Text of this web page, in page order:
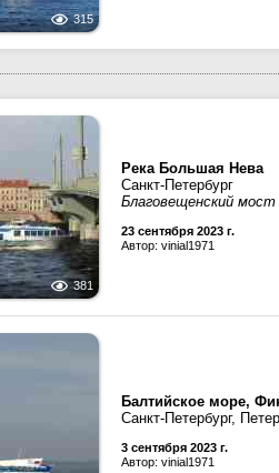
315
381
Река Большая Нева
Санкт-Петербург
Благовещенский мост
23 сентября 2023 г.
Автор: vinial1971
Балтийское море,
Санкт-Петербург,
3 сентября 2023 г.
Автор: vinial1971